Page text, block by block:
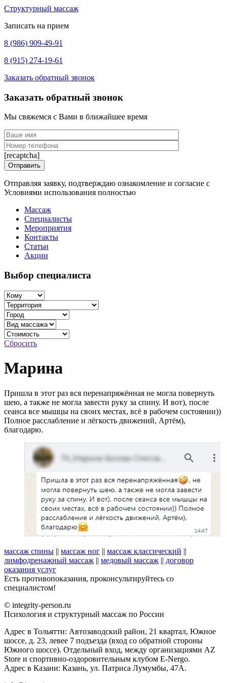
Структурный массаж
Записать на прием
8 (986) 909-49-91
8 (915) 274-19-61
Заказать обратный звонок
Заказать обратный звонок
Мы свяжемся с Вами в ближайшее время
[recaptcha]
Отправляя заявку, подтверждаю ознакомление и согласие с
Условиями использования полностью
Массаж
Специалисты
Мероприятия
Контакты
Статьи
Акции
Выбор специалиста
Сбросить
Марина
Пришла в этот раз вся перенапряжённая не могла повернуть
шею, а также не могла завести руку за спину. И вот), после
сеанса все мышцы на своих местах, всё в рабочем состоянии))
Полное расслабление и лёгкость движений, Артём),
благодарю.
массаж спины || массаж ног || массаж классический ||
лимфодренажный массаж || медовый массаж || договор
оказания услуг
Есть противопоказания, проконсультируйтесь со
специалистом!
© integrity-person.ru
Психология и структурный массаж по России
Адрес в Тольятти: Автозаводский район, 21 квартал, Южное
шоссе, д. 23, левее 7 подъезда (вход со обратной стороны
Южного шоссе). Отдельный вход, между организациями AZ
Store и спортивно-оздоровительным клубом E-Nergo.
Адрес в Казани: Казань, ул. Патриса Лумумбы, 47А.